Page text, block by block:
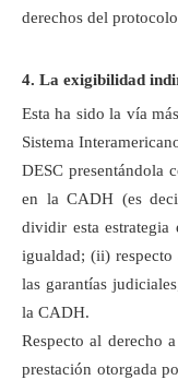
derechos del
4. La exigibilidad
Esta ha sido la vía
Sistema
DESC presentándola
en la CADH (es
dividir esta estrategia
igualdad; (ii)
las garantías
la CADH.
Respecto al derecho
prestación otorgada